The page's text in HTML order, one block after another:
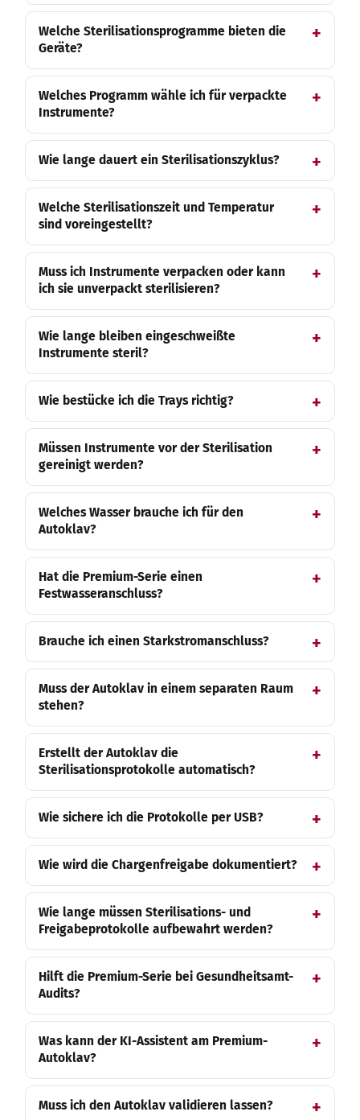
Welche Sterilisationsprogramme bieten die
Geräte?
Welches Programm wähle ich für verpackte
Instrumente?
Wie lange dauert ein Sterilisationszyklus?
Welche Sterilisationszeit und Temperatur
sind voreingestellt?
Muss ich Instrumente verpacken oder kann
ich sie unverpackt sterilisieren?
Wie lange bleiben eingeschweißte
Instrumente steril?
Wie bestücke ich die Trays richtig?
Müssen Instrumente vor der Sterilisation
gereinigt werden?
Welches Wasser brauche ich für den
Autoklav?
Hat die Premium-Serie einen
Festwasseranschluss?
Brauche ich einen Starkstromanschluss?
Muss der Autoklav in einem separaten Raum
stehen?
Erstellt der Autoklav die
Sterilisationsprotokolle automatisch?
Wie sichere ich die Protokolle per USB?
Wie wird die Chargenfreigabe dokumentiert?
Wie lange müssen Sterilisations- und
Freigabeprotokolle aufbewahrt werden?
Hilft die Premium-Serie bei Gesundheitsamt-
Audits?
Was kann der KI-Assistent am Premium-
Autoklav?
Muss ich den Autoklav validieren lassen?